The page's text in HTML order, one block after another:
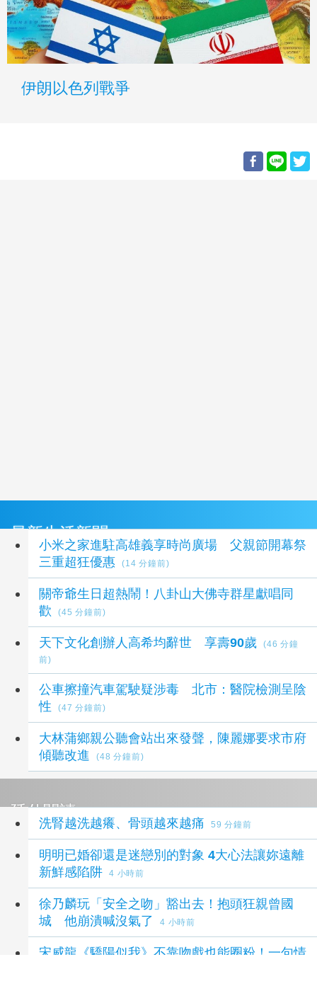
伊朗以色列戰爭
最新生活新聞
小米之家進駐高雄義享時尚廣場 父親節開幕祭
三重超狂優惠
(14 分鐘前)
關帝爺生日超熱鬧！八卦山大佛寺群星獻唱同
歡
(45 分鐘前)
天下文化創辦人高希均辭世 享壽90歲
(46 分鐘
前)
公車擦撞汽車駕駛疑涉毒 北市：醫院檢測呈陰
性
(47 分鐘前)
大林蒲鄉親公聽會站出來發聲，陳麗娜要求市府
傾聽改進
(48 分鐘前)
延伸閱讀
洗腎越洗越癢、骨頭越來越痛 59 分鐘前
明明已婚卻還是迷戀別的對象 4大心法讓妳遠離
新鮮感陷阱
4 小時前
徐乃麟玩「安全之吻」豁出去！抱頭狂親曾國
城 他崩潰喊沒氣了
4 小時前
宋威龍《驕陽似我》不靠吻戲也能圈粉！一句情